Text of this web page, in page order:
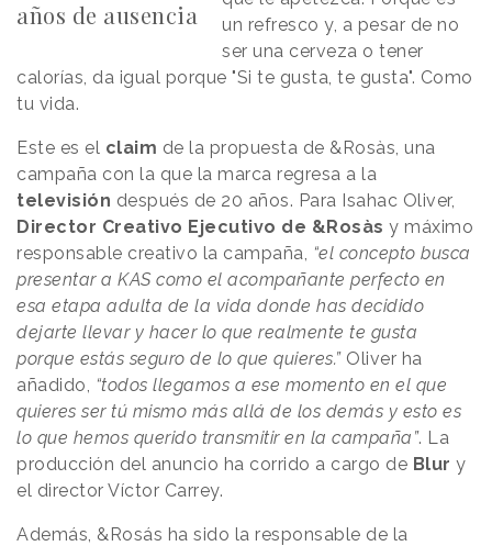
años de ausencia
un refresco y, a pesar de no
ser una cerveza o tener
calorías, da igual porque "Si te gusta, te gusta". Como
tu vida.
Este es el claim de la propuesta de &Rosàs, una
campaña con la que la marca regresa a la
televisión después de 20 años. Para Isahac Oliver,
Director Creativo Ejecutivo de &Rosàs y máximo
responsable creativo la campaña,
“el concepto busca
presentar a KAS como el acompañante perfecto en
esa etapa adulta de la vida donde has decidido
dejarte llevar y hacer lo que realmente te gusta
porque estás seguro de lo que quieres.” Oliver ha
añadido,
“todos llegamos a ese momento en el que
quieres ser tú mismo más allá de los demás y esto es
lo que hemos querido transmitir en la campaña”. La
producción del anuncio ha corrido a cargo de Blur y
el director Víctor Carrey.
Además, &Rosás ha sido la responsable de la